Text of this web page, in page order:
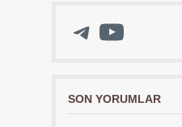
Telegram
SON YORUMLAR